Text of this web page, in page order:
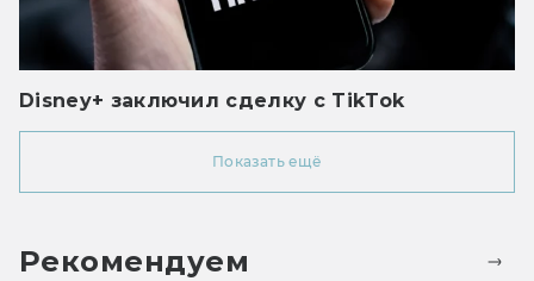
Disney+ заключил сделку с TikTok
Показать ещё
Рекомендуем